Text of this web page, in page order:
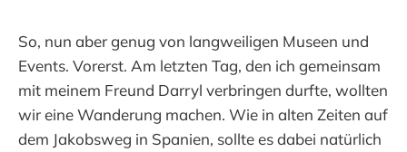
So, nun aber genug von langweiligen Museen und
Events. Vorerst. Am letzten Tag, den ich gemeinsam
mit meinem Freund Darryl verbringen durfte, wollten
wir eine Wanderung machen. Wie in alten Zeiten auf
dem Jakobsweg in Spanien, sollte es dabei natürlich